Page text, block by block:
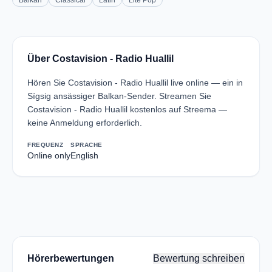
Über Costavision - Radio Huallil
Hören Sie Costavision - Radio Huallil live online — ein in
Sígsig ansässiger Balkan-Sender. Streamen Sie
Costavision - Radio Huallil kostenlos auf Streema —
keine Anmeldung erforderlich.
FREQUENZ
Online only
SPRACHE
English
Hörerbewertungen Bewertung schreiben